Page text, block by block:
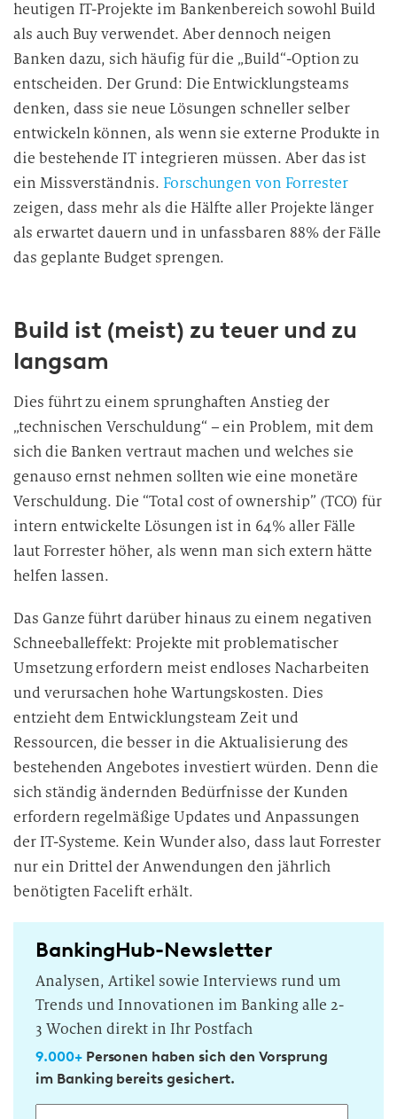
heutigen IT-Projekte im Bankenbereich sowohl Build
als auch Buy verwendet. Aber dennoch neigen
Banken dazu, sich häufig für die „Build“-Option zu
entscheiden. Der Grund: Die Entwicklungsteams
denken, dass sie neue Lösungen schneller selber
entwickeln können, als wenn sie externe Produkte in
die bestehende IT integrieren müssen. Aber das ist
ein Missverständnis. Forschungen von Forrester
zeigen, dass mehr als die Hälfte aller Projekte länger
als erwartet dauern und in unfassbaren 88% der Fälle
das geplante Budget sprengen.
Build ist (meist) zu teuer und zu
langsam
Dies führt zu einem sprunghaften Anstieg der
„technischen Verschuldung“ – ein Problem, mit dem
sich die Banken vertraut machen und welches sie
genauso ernst nehmen sollten wie eine monetäre
Verschuldung. Die “Total cost of ownership” (TCO) für
intern entwickelte Lösungen ist in 64% aller Fälle
laut Forrester höher, als wenn man sich extern hätte
helfen lassen.
Das Ganze führt darüber hinaus zu einem negativen
Schneeballeffekt: Projekte mit problematischer
Umsetzung erfordern meist endloses Nacharbeiten
und verursachen hohe Wartungskosten. Dies
entzieht dem Entwicklungsteam Zeit und
Ressourcen, die besser in die Aktualisierung des
bestehenden Angebotes investiert würden. Denn die
sich ständig ändernden Bedürfnisse der Kunden
erfordern regelmäßige Updates und Anpassungen
der IT-Systeme. Kein Wunder also, dass laut Forrester
nur ein Drittel der Anwendungen den jährlich
benötigten Facelift erhält.
BankingHub-Newsletter
Analysen, Artikel sowie Interviews rund um
Trends und Innovationen im Banking alle 2-
3 Wochen direkt in Ihr Postfach
9.000+Personen haben sich den Vorsprung
im Banking bereits gesichert.